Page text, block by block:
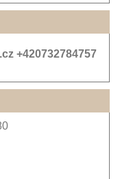
+420732784757